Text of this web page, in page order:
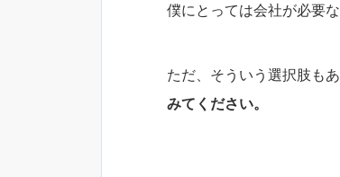
僕にとっては会社が必要
ただ、そういう選択肢も
みてください。